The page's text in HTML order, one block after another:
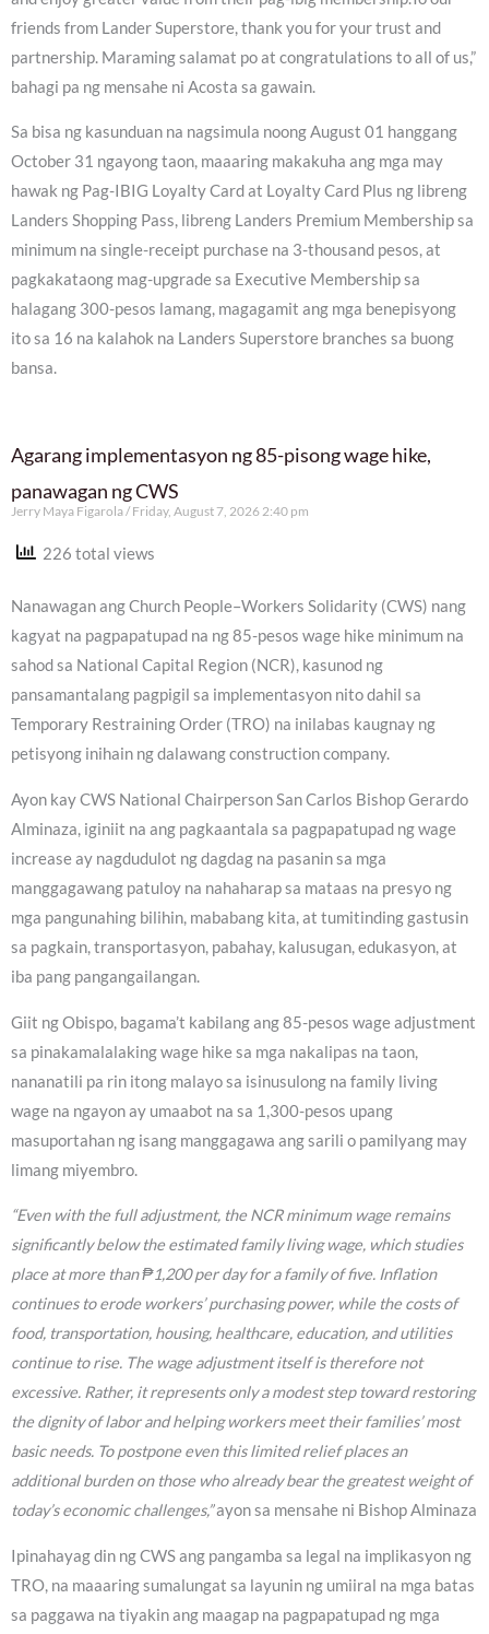
friends from Lander Superstore, thank you for your trust and
partnership. Maraming salamat po at congratulations to all of us,”
bahagi pa ng mensahe ni Acosta sa gawain.
Sa bisa ng kasunduan na nagsimula noong August 01 hanggang
October 31 ngayong taon, maaaring makakuha ang mga may
hawak ng Pag-IBIG Loyalty Card at Loyalty Card Plus ng libreng
Landers Shopping Pass, libreng Landers Premium Membership sa
minimum na single-receipt purchase na 3-thousand pesos, at
pagkakataong mag-upgrade sa Executive Membership sa
halagang 300-pesos lamang, magagamit ang mga benepisyong
ito sa 16 na kalahok na Landers Superstore branches sa buong
bansa.
Agarang implementasyon ng 85-pisong wage hike,
panawagan ng CWS
Jerry Maya Figarola Friday, August 7, 2026 2:40 pm
226 total views
Nanawagan ang Church People–Workers Solidarity (CWS) nang
kagyat na pagpapatupad na ng 85-pesos wage hike minimum na
sahod sa National Capital Region (NCR), kasunod ng
pansamantalang pagpigil sa implementasyon nito dahil sa
Temporary Restraining Order (TRO) na inilabas kaugnay ng
petisyong inihain ng dalawang construction company.
Ayon kay CWS National Chairperson San Carlos Bishop Gerardo
Alminaza, iginiit na ang pagkaantala sa pagpapatupad ng wage
increase ay nagdudulot ng dagdag na pasanin sa mga
manggagawang patuloy na nahaharap sa mataas na presyo ng
mga pangunahing bilihin, mababang kita, at tumitinding gastusin
sa pagkain, transportasyon, pabahay, kalusugan, edukasyon, at
iba pang pangangailangan.
Giit ng Obispo, bagama’t kabilang ang 85-pesos wage adjustment
sa pinakamalalaking wage hike sa mga nakalipas na taon,
nananatili pa rin itong malayo sa isinusulong na family living
wage na ngayon ay umaabot na sa 1,300-pesos upang
masuportahan ng isang manggagawa ang sarili o pamilyang may
limang miyembro.
“Even with the full adjustment, the NCR minimum wage remains
significantly below the estimated family living wage, which studies
place at more than ₱1,200 per day for a family of five. Inflation
continues to erode workers’ purchasing power, while the costs of
food, transportation, housing, healthcare, education, and utilities
continue to rise. The wage adjustment itself is therefore not
excessive. Rather, it represents only a modest step toward restoring
the dignity of labor and helping workers meet their families’ most
basic needs. To postpone even this limited relief places an
additional burden on those who already bear the greatest weight of
today’s economic challenges,”ayon sa mensahe ni Bishop Alminaza
Ipinahayag din ng CWS ang pangamba sa legal na implikasyon ng
TRO, na maaaring sumalungat sa layunin ng umiiral na mga batas
sa paggawa na tiyakin ang maagap na pagpapatupad ng mga